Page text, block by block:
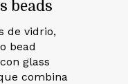
beads
de vidrio,
bead
glass
combina